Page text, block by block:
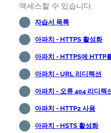
액세스할 수 있습니다.
자습서 목록
아파치 - HTTPS 활성화
아파치 - HTTPS에 HTTP
아파치 - URL 리디렉션
아파치 - 오류 404 리디렉
아파치 - HTTP2 사용
아파치 - HSTS 활성화